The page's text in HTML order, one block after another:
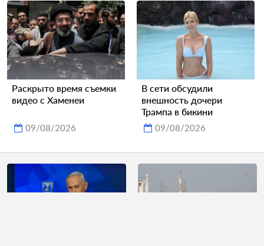
Раскрыто время съемки
видео с Хаменеи
09/08/2026
В сети обсудили
внешность дочери
Трампа в бикини
09/08/2026